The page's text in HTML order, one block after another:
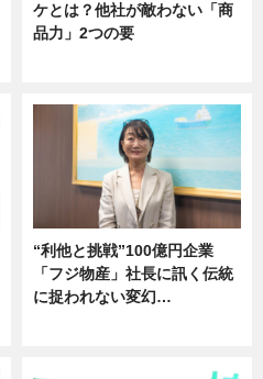
ケとは？他社が敵わない「商
品力」2つの要
“利他と挑戦”100億円企業
「フジ物産」社長に訊く伝統
に捉われない変幻…